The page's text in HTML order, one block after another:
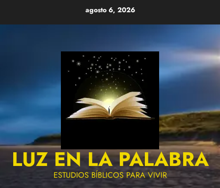
agosto 6, 2026
LUZ EN LA PALABRA
ESTUDIOS BÍBLICOS PARA VIVIR